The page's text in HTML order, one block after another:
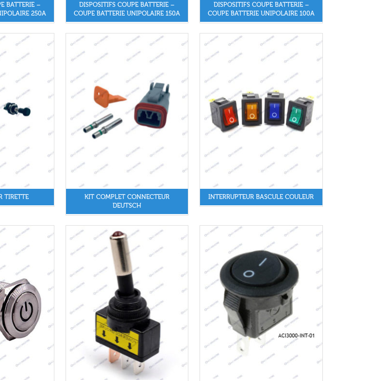
BATTERIE –
250A
DISPOSITIFS COUPE BATTERIE –
COUPE BATTERIE UNIPOLAIRE 150A
DISPOSITIFS COUPE BATTERIE –
COUPE BATTERIE UNIPOLAIRE 100A
TIRETTE
KIT COMPLET CONNECTEUR
DEUTSCH
INTERRUPTEUR BASCULE COULEUR